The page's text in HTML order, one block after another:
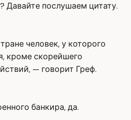
Давайте послушаем цитату.
человек, у которого
кроме скорейшего
— говорит Греф.
банкира, да.